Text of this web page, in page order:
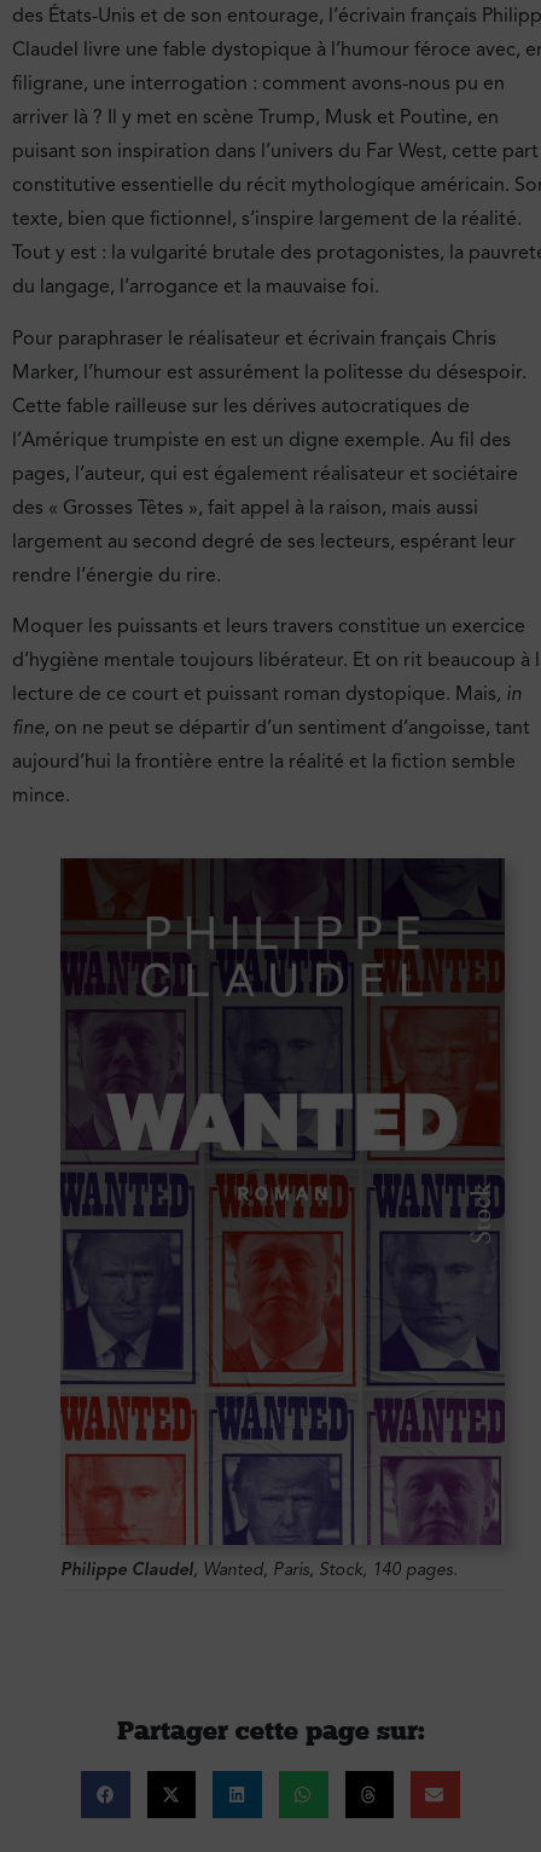
des États-Unis et de son entourage, l’écrivain français
Claudel livre une fable dystopique à l’humour féroce avec,
filigrane, une interrogation : comment avons-nous pu en
arriver là ? Il y met en scène Trump, Musk et Poutine, en
puisant son inspiration dans l’univers du Far West, cette part
constitutive essentielle du récit mythologique américain.
texte, bien que fictionnel, s’inspire largement de la réalité.
Tout y est : la vulgarité brutale des protagonistes, la
du langage, l’arrogance et la mauvaise foi.
Pour paraphraser le réalisateur et écrivain français Chris
Marker, l’humour est assurément la politesse du désespoir.
Cette fable railleuse sur les dérives autocratiques de
l’Amérique trumpiste en est un digne exemple. Au fil des
pages, l’auteur, qui est également réalisateur et sociétaire
des « Grosses Têtes », fait appel à la raison, mais aussi
largement au second degré de ses lecteurs, espérant leur
rendre l’énergie du rire.
Moquer les puissants et leurs travers constitue un exercice
d’hygiène mentale toujours libérateur. Et on rit beaucoup à
lecture de ce court et puissant roman dystopique. Mais, in
fine, on ne peut se départir d’un sentiment d’angoisse, tant
aujourd’hui la frontière entre la réalité et la fiction semble
mince.
Philippe Claudel, Wanted, Paris, Stock, 140 pages.
Partager cette page sur :